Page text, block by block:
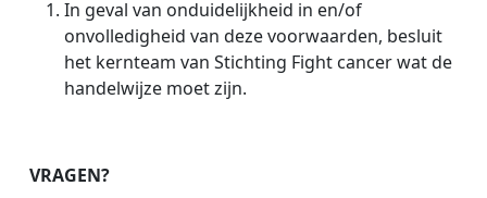
In geval van onduidelijkheid in en/of
onvolledigheid van deze voorwaarden, besluit
het kernteam van Stichting Fight cancer wat de
handelwijze moet zijn.
VRAGEN?